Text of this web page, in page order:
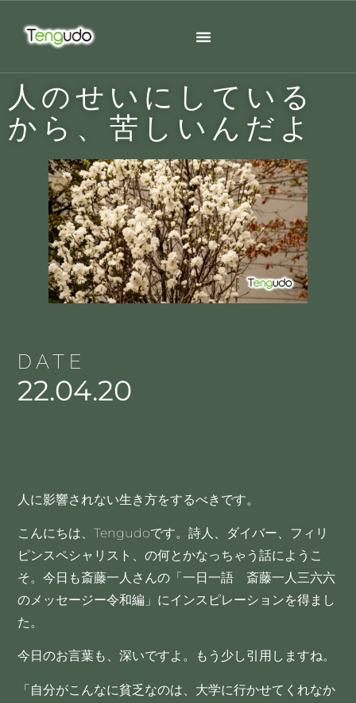
人のせいにしている
から、苦しいんだよ
DATE
22.04.20
人に影響されない生き方をするべきです。
こんにちは、Tengudoです。詩人、ダイバー、フィリ
ピンスペシャリスト、の何とかなっちゃう話にようこ
そ。今日も斎藤一人さんの「一日一語 斎藤一人三六六
のメッセージー令和編」にインスピレーションを得まし
た。
今日のお言葉も、深いですよ。もう少し引用しますね。
「自分がこんなに貧乏なのは、大学に行かせてくれなか